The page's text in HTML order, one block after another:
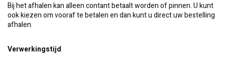
Bij het afhalen kan alleen contant betaalt worden of pinnen. U kunt
ook kiezen om vooraf te betalen en dan kunt u direct uw bestelling
afhalen.
Verwerkingstijd